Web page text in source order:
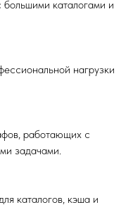
каталогами и
нагрузки
работающих с
задачами.
каталогов, кэша и